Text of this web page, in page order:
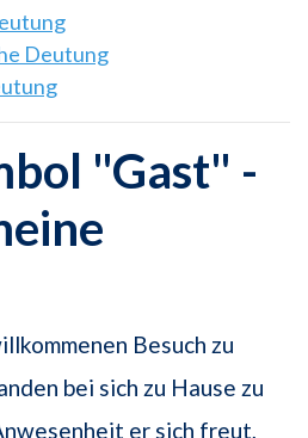
Deutung
"Gast" -
Besuch zu
bei sich zu Hause zu
er sich freut,